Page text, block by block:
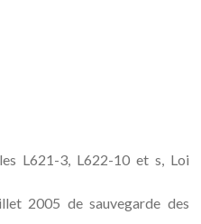
L621-3, L622-10 et s, Loi
2005 de sauvegarde des